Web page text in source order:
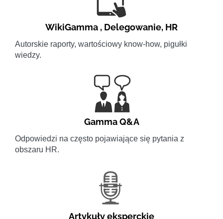
WikiGamma , Delegowanie, HR
Autorskie raporty, wartościowy know-how, pigułki
wiedzy.
Gamma Q&A
Odpowiedzi na często pojawiające się pytania z
obszaru HR.
Artykuły eksperckie